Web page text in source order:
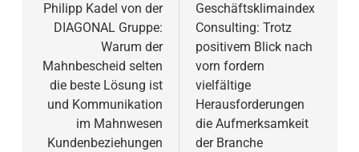
Philipp Kadel von der
DIAGONAL Gruppe:
Warum der
Mahnbescheid selten
die beste Lösung ist
und Kommunikation
im Mahnwesen
Kundenbeziehungen
Geschäftsklimaindex
Consulting: Trotz
positivem Blick nach
vorn fordern
vielfältige
Herausforderungen
die Aufmerksamkeit
der Branche